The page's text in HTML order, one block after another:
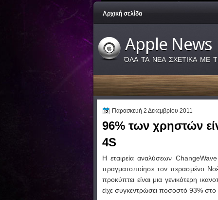
Αρχική σελίδα
Apple News
ΌΛΑ ΤΑ ΝΕΑ ΣΧΕΤΙΚΑ ΜΕ
Παρασκευή 2 Δεκεμβρίου 2011
96% των χρηστών
4S
Η εταιρεία αναλύσεων
πραγματοποίησε τον περασμένο
προκύπτει είναι μια γενικότερη
είχε συγκεντρώσει ποσοστό 93% στο